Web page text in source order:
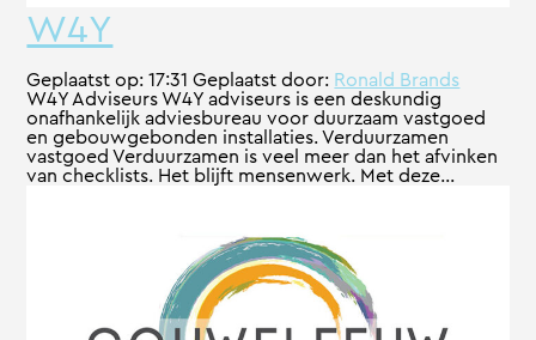
W4Y
Geplaatst op:17:31Geplaatst door: Ronald Brands
W4Y Adviseurs W4Y adviseurs is een deskundig
onafhankelijk adviesbureau voor duurzaam vastgoed
en gebouwgebonden installaties. Verduurzamen
vastgoed Verduurzamen is veel meer dan het afvinken
van checklists. Het blijft mensenwerk. Met deze...